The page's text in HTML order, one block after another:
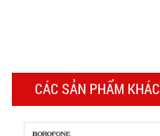
CÁC SẢN PHẨM KHÁC